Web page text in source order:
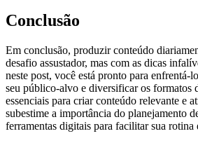
Conclusão
Em conclusão, produzir conteúdo
desafio assustador, mas com as dicas
neste post, você está pronto para enfrentá-
seu público-alvo e diversificar os formatos
essenciais para criar conteúdo relevante e
subestime a importância do planejamento
ferramentas digitais para facilitar sua rotina